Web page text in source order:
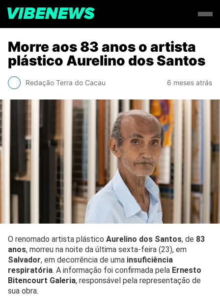
Morre aos 83 anos o artista
plástico Aurelino dos Santos
Redação Terra do Cacau 6 meses atrás
O renomado artista plástico Aurelino dos Santos, de 83
anos, morreu na noite da última sexta-feira (23), em
Salvador, em decorrência de uma insuficiência
respiratória. A informação foi confirmada pela Ernesto
Bitencourt Galeria, responsável pela representação de
sua obra.